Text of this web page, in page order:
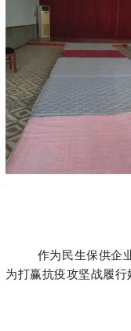
展无接触外卖，努
为确保疫情防控和全
供餐，200多名员工一
空改成员工临时宿舍
让员工吃住在厂，既
合了全市的防疫安排。